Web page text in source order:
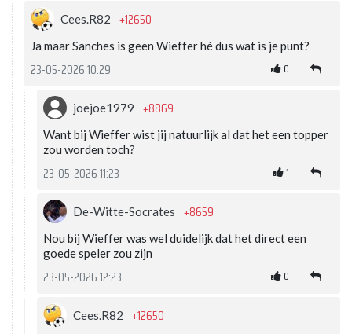
Cees.R82 +12650
Ja maar Sanches is geen Wieffer hé dus wat is je punt?
23-05-2026 10:29 0
joejoe1979 +8869
Want bij Wieffer wist jij natuurlijk al dat het een topper
zou worden toch?
23-05-2026 11:23 1
De-Witte-Socrates +8659
Nou bij Wieffer was wel duidelijk dat het direct een
goede speler zou zijn
23-05-2026 12:23 0
Cees.R82 +12650